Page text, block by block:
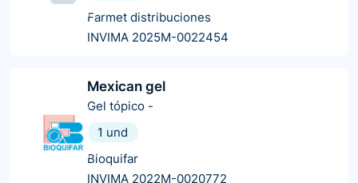
Farmet distribuciones
INVIMA 2025M-0022454
Mexican gel
Gel tópico -
1 und
Bioquifar
INVIMA 2022M-0020772